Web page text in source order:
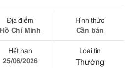
Địa điểm
Hồ Chí Minh
Hình thức
Cần bán
Hết hạn
25/06/2026
Loại tin
Thường